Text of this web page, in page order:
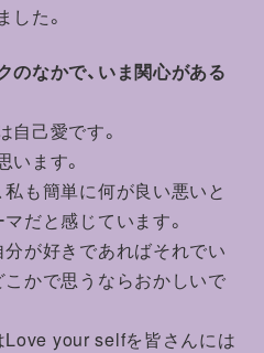
た。
のなかで、いま関心がある
己愛です。
ます。
も簡単に何が良い悪いと
だと感じています。
が好きであればそれでい
こかで思うならおかしいで
Love your selfを皆さんには